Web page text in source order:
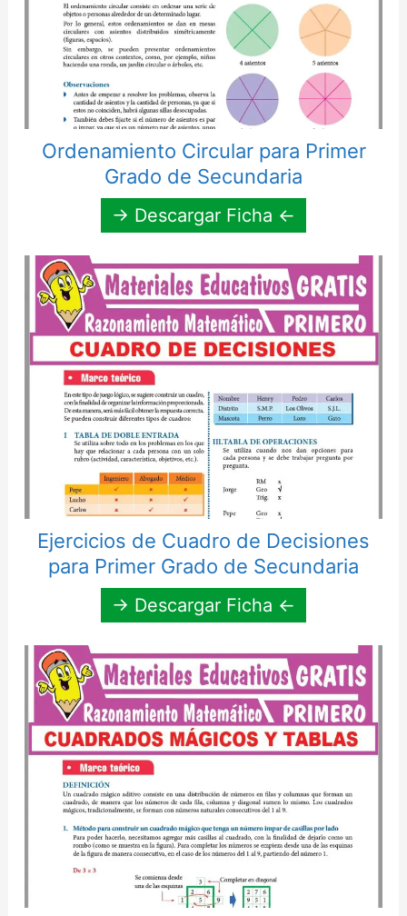
Ordenamiento Circular para Primer
Grado de Secundaria
→ Descargar Ficha ←
Ejercicios de Cuadro de Decisiones
para Primer Grado de Secundaria
→ Descargar Ficha ←